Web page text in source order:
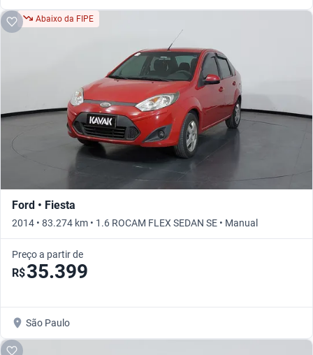
Abaixo da FIPE
Ford • Fiesta
2014 • 83.274 km • 1.6 ROCAM FLEX SEDAN SE • Manual
Preço a partir de
R$35.399
São Paulo